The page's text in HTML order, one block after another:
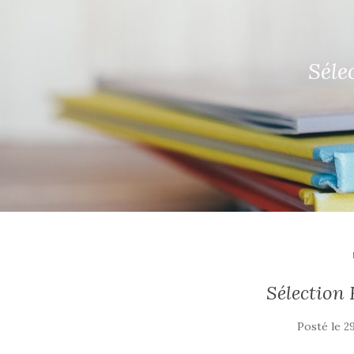
La pleine lune
Le Jour
Sélection
Posté le